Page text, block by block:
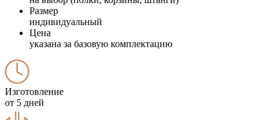
Размер
индивидуальный
Цена
указана за базовую комплектацию
Изготовление
от 5 дней